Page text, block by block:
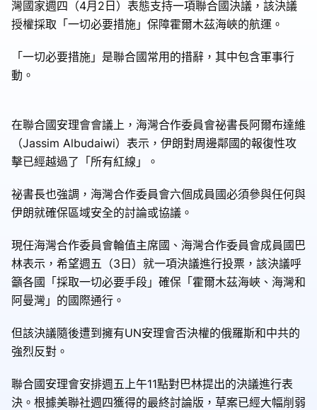
灣國家週四（4月2日）表態支持一項聯合國決議，該決議
授權採取「一切必要措施」保障霍爾木茲海峽的航運。
「一切必要措施」是聯合國常用的措辭，其中包含軍事行
動。
在聯合國安理會會議上，海灣合作委員會祕書長阿爾布達維
（Jassim Albudaiwi）表示，伊朗對周邊鄰國的報復性攻
擊已經越過了「所有紅線」。
祕書長也強調，海灣合作委員會六個成員國必須參與任何與
伊朗就確保區域安全的討論或協議。
現任海灣合作委員會輪值主席國、海灣合作委員會成員國巴
林表示，希望週五（3日）就一項決議進行投票，該決議呼
籲各國「採取一切必要手段」確保「霍爾木茲海峽、海灣和
阿曼灣」的國際通行。
但該決議隨後遭到擁有UN安理會否決權的俄羅斯和中共的
強烈反對。
聯合國安理會安排週五上午11點對巴林提出的決議進行表
決。根據美聯社週四獲得的最終討論版，草案已經大幅削弱